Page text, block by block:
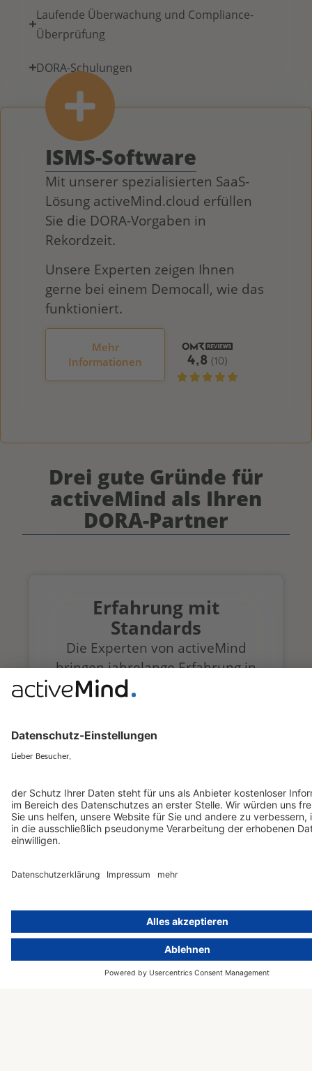
Laufende Überwachung und Compliance-
Überprüfung
DORA-Schulungen
ISMS-Software
Mit unserer spezialisierten SaaS-
Lösung activeMind.cloud erfüllen
Sie die DORA-Vorgaben in
Rekordzeit.
Unsere Experten zeigen Ihnen
gerne bei einem Democall, wie das
funktioniert.
Mehr
Informationen
Drei gute Gründe für
activeMind als Ihren
DORA-Partner
Erfahrung mit
Standards
Die Experten von activeMind
bringen jahrelange Erfahrung in
der Umsetzung von
wie ISO 27001 oder
Branchenstandards wie TISAX
verschiedenster Branchen mit.
Macher-Mentalität
Wir wissen nicht nur, was das
Gesetz vorschreibt – sondern
auch, wie Sie das in der Praxis
am besten umsetzen. So
kommen Sie deutlich schneller